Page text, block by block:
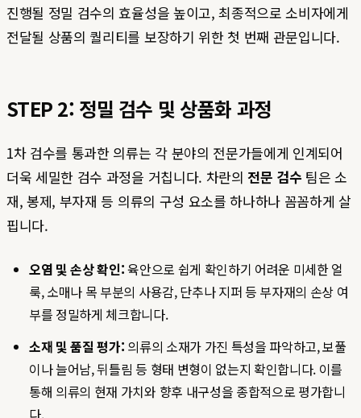
진행될 정밀 검수의 효율성을 높이고, 최종적으로 소비자에게
전달될 상품의 퀄리티를 보장하기 위한 첫 번째 관문입니다.
STEP 2: 정밀 검수 및 상품화 과정
1차 검수를 통과한 의류는 각 분야의 전문가들에게 인계되어
더욱 세밀한 검수 과정을 거칩니다. 차란의전문 검수 팀은 소
재, 봉제, 부자재 등 의류의 구성 요소를 하나하나 꼼꼼하게 살
핍니다.
오염 및 손상 확인:육안으로 쉽게 확인하기 어려운 미세한 얼
룩, 소매나 목 부분의 사용감, 단추나 지퍼 등 부자재의 손상 여
부를 정밀하게 체크합니다.
소재 및 품질 평가: 의류의 소재가 가진 특성을 파악하고, 보풀
이나 늘어남, 뒤틀림 등 형태 변형이 없는지 확인합니다. 이를
통해 의류의 현재 가치와 향후 내구성을 종합적으로 평가합니